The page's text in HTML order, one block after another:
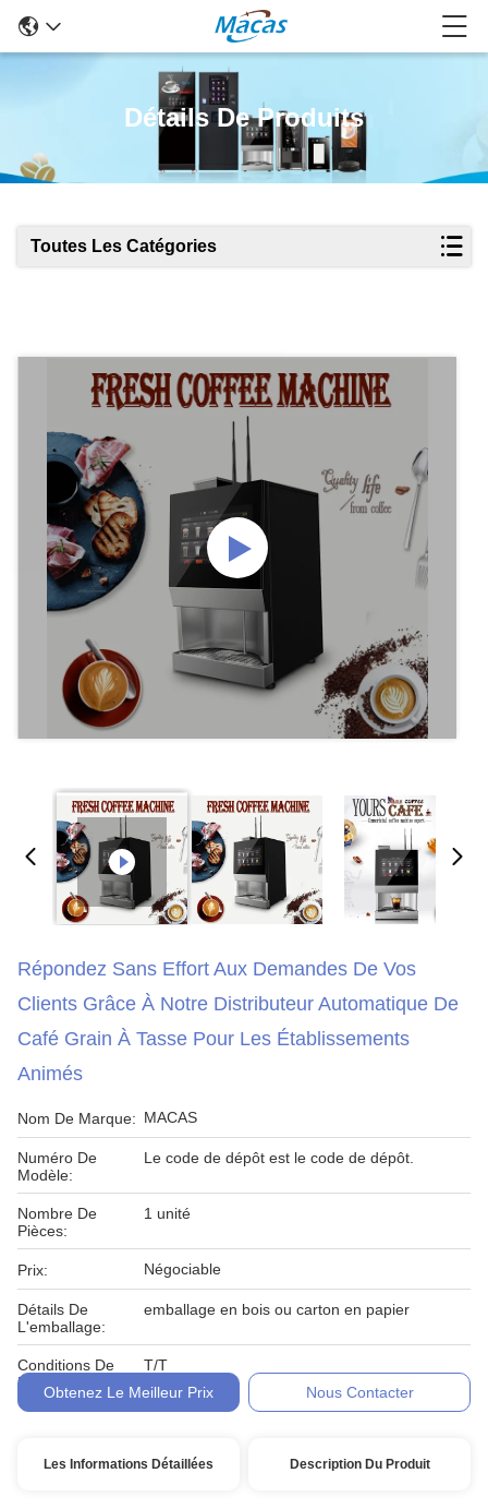
Détails De Produits
Toutes Les Catégories
Répondez Sans Effort Aux Demandes De Vos
Clients Grâce À Notre Distributeur Automatique De
Café Grain À Tasse Pour Les Établissements
Animés
Nom De Marque: MACAS
Numéro De
Modèle:
Le code de dépôt est le code de dépôt.
Nombre De
Pièces:
1 unité
Prix: Négociable
Détails De
L'emballage:
emballage en bois ou carton en papier
Conditions De
Paiement:
T/T
Obtenez Le Meilleur Prix
Nous Contacter
Les Informations Détaillées Description Du Produit